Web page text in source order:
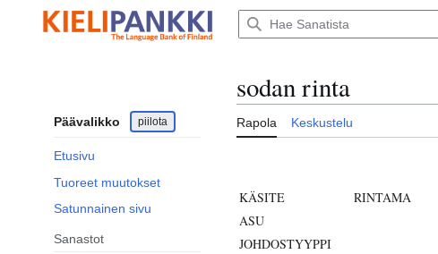
sisältöön
Päävalikko piilota
Etusivu
Tuoreet muutokset
Satunnainen sivu
Sanastot
sodan rinta
Rapola Keskustelu
KÄSITE
RINTAMA
ASU
JOHDOSTYYPPI